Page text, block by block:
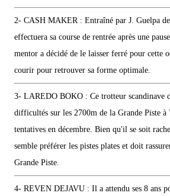
2- CASH MAKER : Entraîné par J. Guelpa
effectuera sa course de rentrée après une
mentor a décidé de le laisser ferré pour cette
courir pour retrouver sa forme optimale.
3- LAREDO BOKO : Ce trotteur scandinave
difficultés sur les 2700m de la Grande Piste à
tentatives en décembre. Bien qu'il se soit
semble préférer les pistes plates et doit
Grande Piste.
4- REVEN DEJAVU : Il a attendu ses 8 ans